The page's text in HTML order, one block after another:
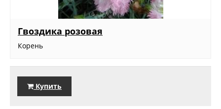
Гвоздика розовая
Корень
Купить